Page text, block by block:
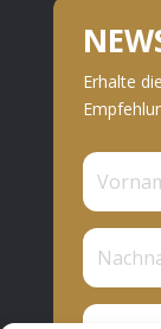
Erhalte